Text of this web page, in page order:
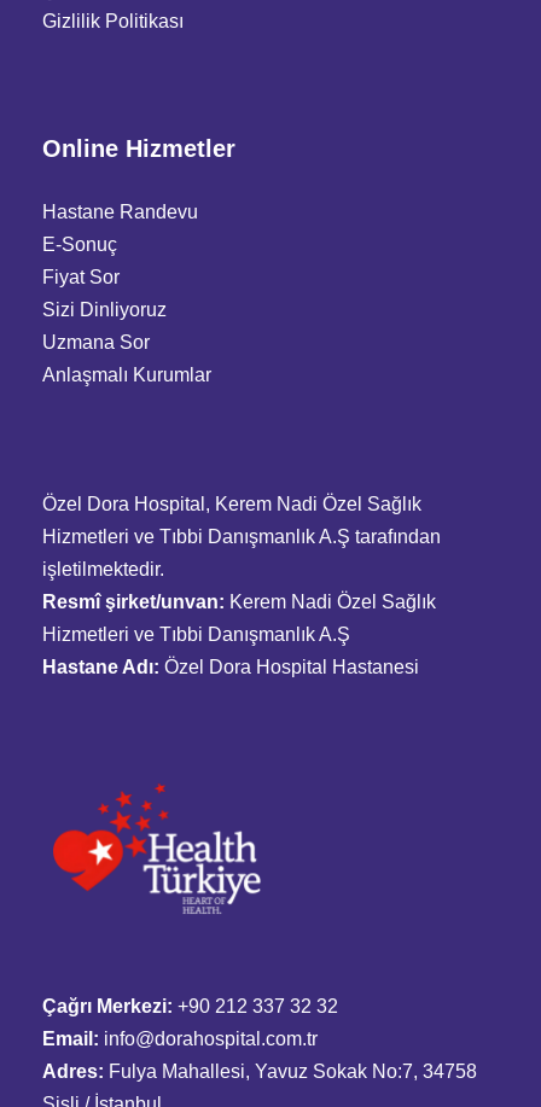
Gizlilik Politikası
Online Hizmetler
Hastane Randevu
E-Sonuç
Fiyat Sor
Sizi Dinliyoruz
Uzmana Sor
Anlaşmalı Kurumlar
Özel Dora Hospital, Kerem Nadi Özel Sağlık
Hizmetleri ve Tıbbi Danışmanlık A.Ş tarafından
işletilmektedir.
Resmî şirket/unvan: Kerem Nadi Özel Sağlık
Hizmetleri ve Tıbbi Danışmanlık A.Ş
Hastane Adı: Özel Dora Hospital Hastanesi
Çağrı Merkezi: +90 212 337 32 32
Email: info@dorahospital.com.tr
Adres: Fulya Mahallesi, Yavuz Sokak No:7, 34758